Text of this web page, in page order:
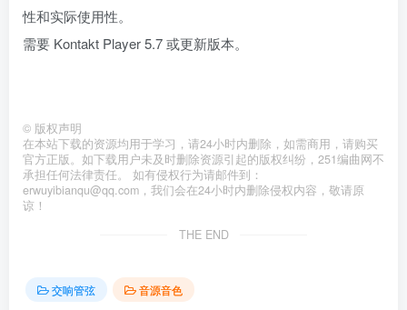
性和实际使用性。
需要 Kontakt Player 5.7 或更新版本。
© 版权声明
在本站下载的资源均用于学习，请24小时内删除，如需商用，请购买
官方正版。如下载用户未及时删除资源引起的版权纠纷，251编曲网不
承担任何法律责任。 如有侵权行为请邮件到：
erwuyibianqu@qq.com，我们会在24小时内删除侵权内容，敬请原
谅！
THE END
交响管弦 音源音色